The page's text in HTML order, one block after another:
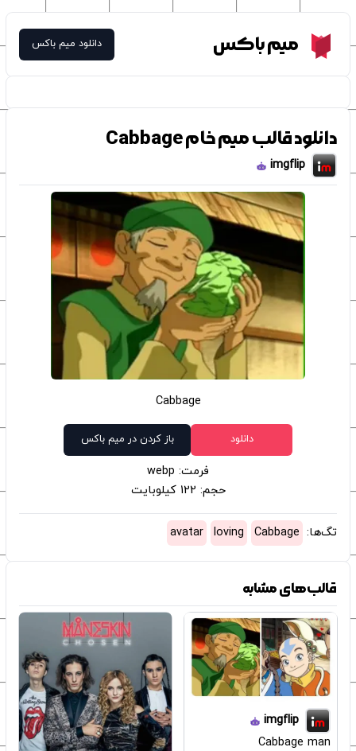
Meme Boxمیم باکس دانلود میم باکس
دانلود قالب میم خام Cabbage
imgflip
Cabbage
دانلود باز کردن در میم باکس
فرمت: webp
حجم: 122 کیلوبایت
تگ‌ها: Cabbage
loving
avatar
قالب‌های مشابه
imgflip
Cabbage man